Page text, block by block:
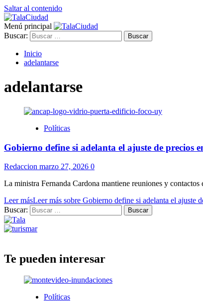
Saltar al contenido
Menú principal
Buscar:
Inicio
adelantarse
adelantarse
Políticas
Gobierno define si adelanta el ajuste de precios
Redaccion marzo 27, 2026 0
La ministra Fernanda Cardona mantiene reuniones y
Leer másLeer más sobre Gobierno define si adelanta el ajuste
Buscar:
Te pueden interesar
Políticas